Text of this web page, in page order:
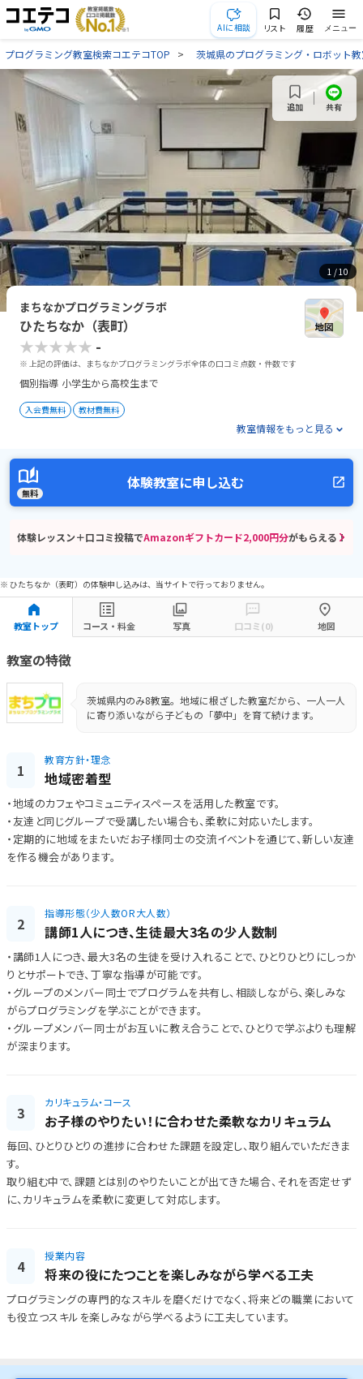
AIに相談 リスト 履歴 メニュー
プログラミング教室検索コエテコTOP 茨城県のプログラミング・ロボット
1 / 10
追加 共有
まちなかプログラミングラボ
ひたちなか（表町）
★★★★★ -
※ 上記の評価は、まちなかプログラミングラボ全体の口コミ点数・件数です
個別指導 小学生から高校生まで
入会費無料 教材費無料
教室情報をもっと見る
無料
体験教室に申し込む
体験レッスン＋口コミ投稿でAmazonギフトカード2,000円分がもらえる！
※ ひたちなか（表町）の体験申し込みは、当サイトで行っておりません。
教室トップ コース・料金 写真 口コミ(0) 地図
教室の特徴
茨城県内のみ8教室。地域に根ざした教室だから、一人一人
に寄り添いながら子どもの「夢中」を育て続けます。
1
教育方針・理念
地域密着型
・地域のカフェやコミュニティスペースを活用した教室です。
・友達と同じグループで受講したい場合も、柔軟に対応いたします。
・定期的に地域をまたいだお子様同士の交流イベントを通じて、新しい友達
を作る機会があります。
2
指導形態（少人数OR大人数）
講師1人につき、生徒最大3名の少人数制
・講師1人につき、最大3名の生徒を受け入れることで、ひとりひとりにしっか
りとサポートでき、丁寧な指導が可能です。
・グループのメンバー同士でプログラムを共有し、相談しながら、楽しみな
がらプログラミングを学ぶことができます。
・グループメンバー同士がお互いに教え合うことで、ひとりで学ぶよりも理解
が深まります。
3
カリキュラム・コース
お子様のやりたい！に合わせた柔軟なカリキュラム
毎回、ひとりひとりの進捗に合わせた課題を設定し、取り組んでいただきま
す。
取り組む中で、課題とは別のやりたいことが出てきた場合、それを否定せず
に、カリキュラムを柔軟に変更して対応します。
4
授業内容
将来の役にたつことを楽しみながら学べる工夫
プログラミングの専門的なスキルを磨くだけでなく、将来どの職業において
も役立つスキルを楽しみながら学べるように工夫しています。